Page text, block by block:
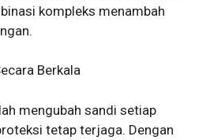
kompleks menambah
Berkala
mengubah sandi setiap
tetap terjaga. Dengan